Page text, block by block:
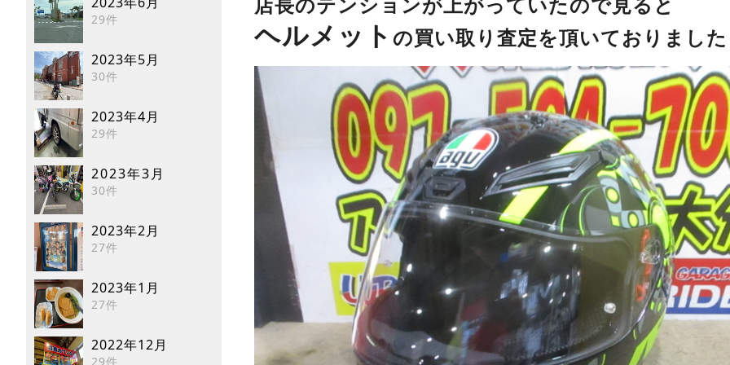
29件
2023年5月
30件
2023年4月
29件
2023年3月
30件
2023年2月
27件
2023年1月
27件
2022年12月
29件
店長のテンションが上がっていたので見ると
ヘルメット の買い取り査定を頂いておりまし